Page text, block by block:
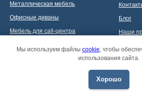
Мы используем файлы cookie, чтобы
использования сайта.
Хорошо
Металлическая мебель
Офисные диваны
Мебель для call-центра
Блог
Наши